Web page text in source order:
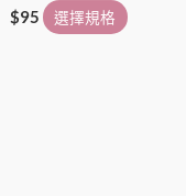
$95 選擇規格
頁